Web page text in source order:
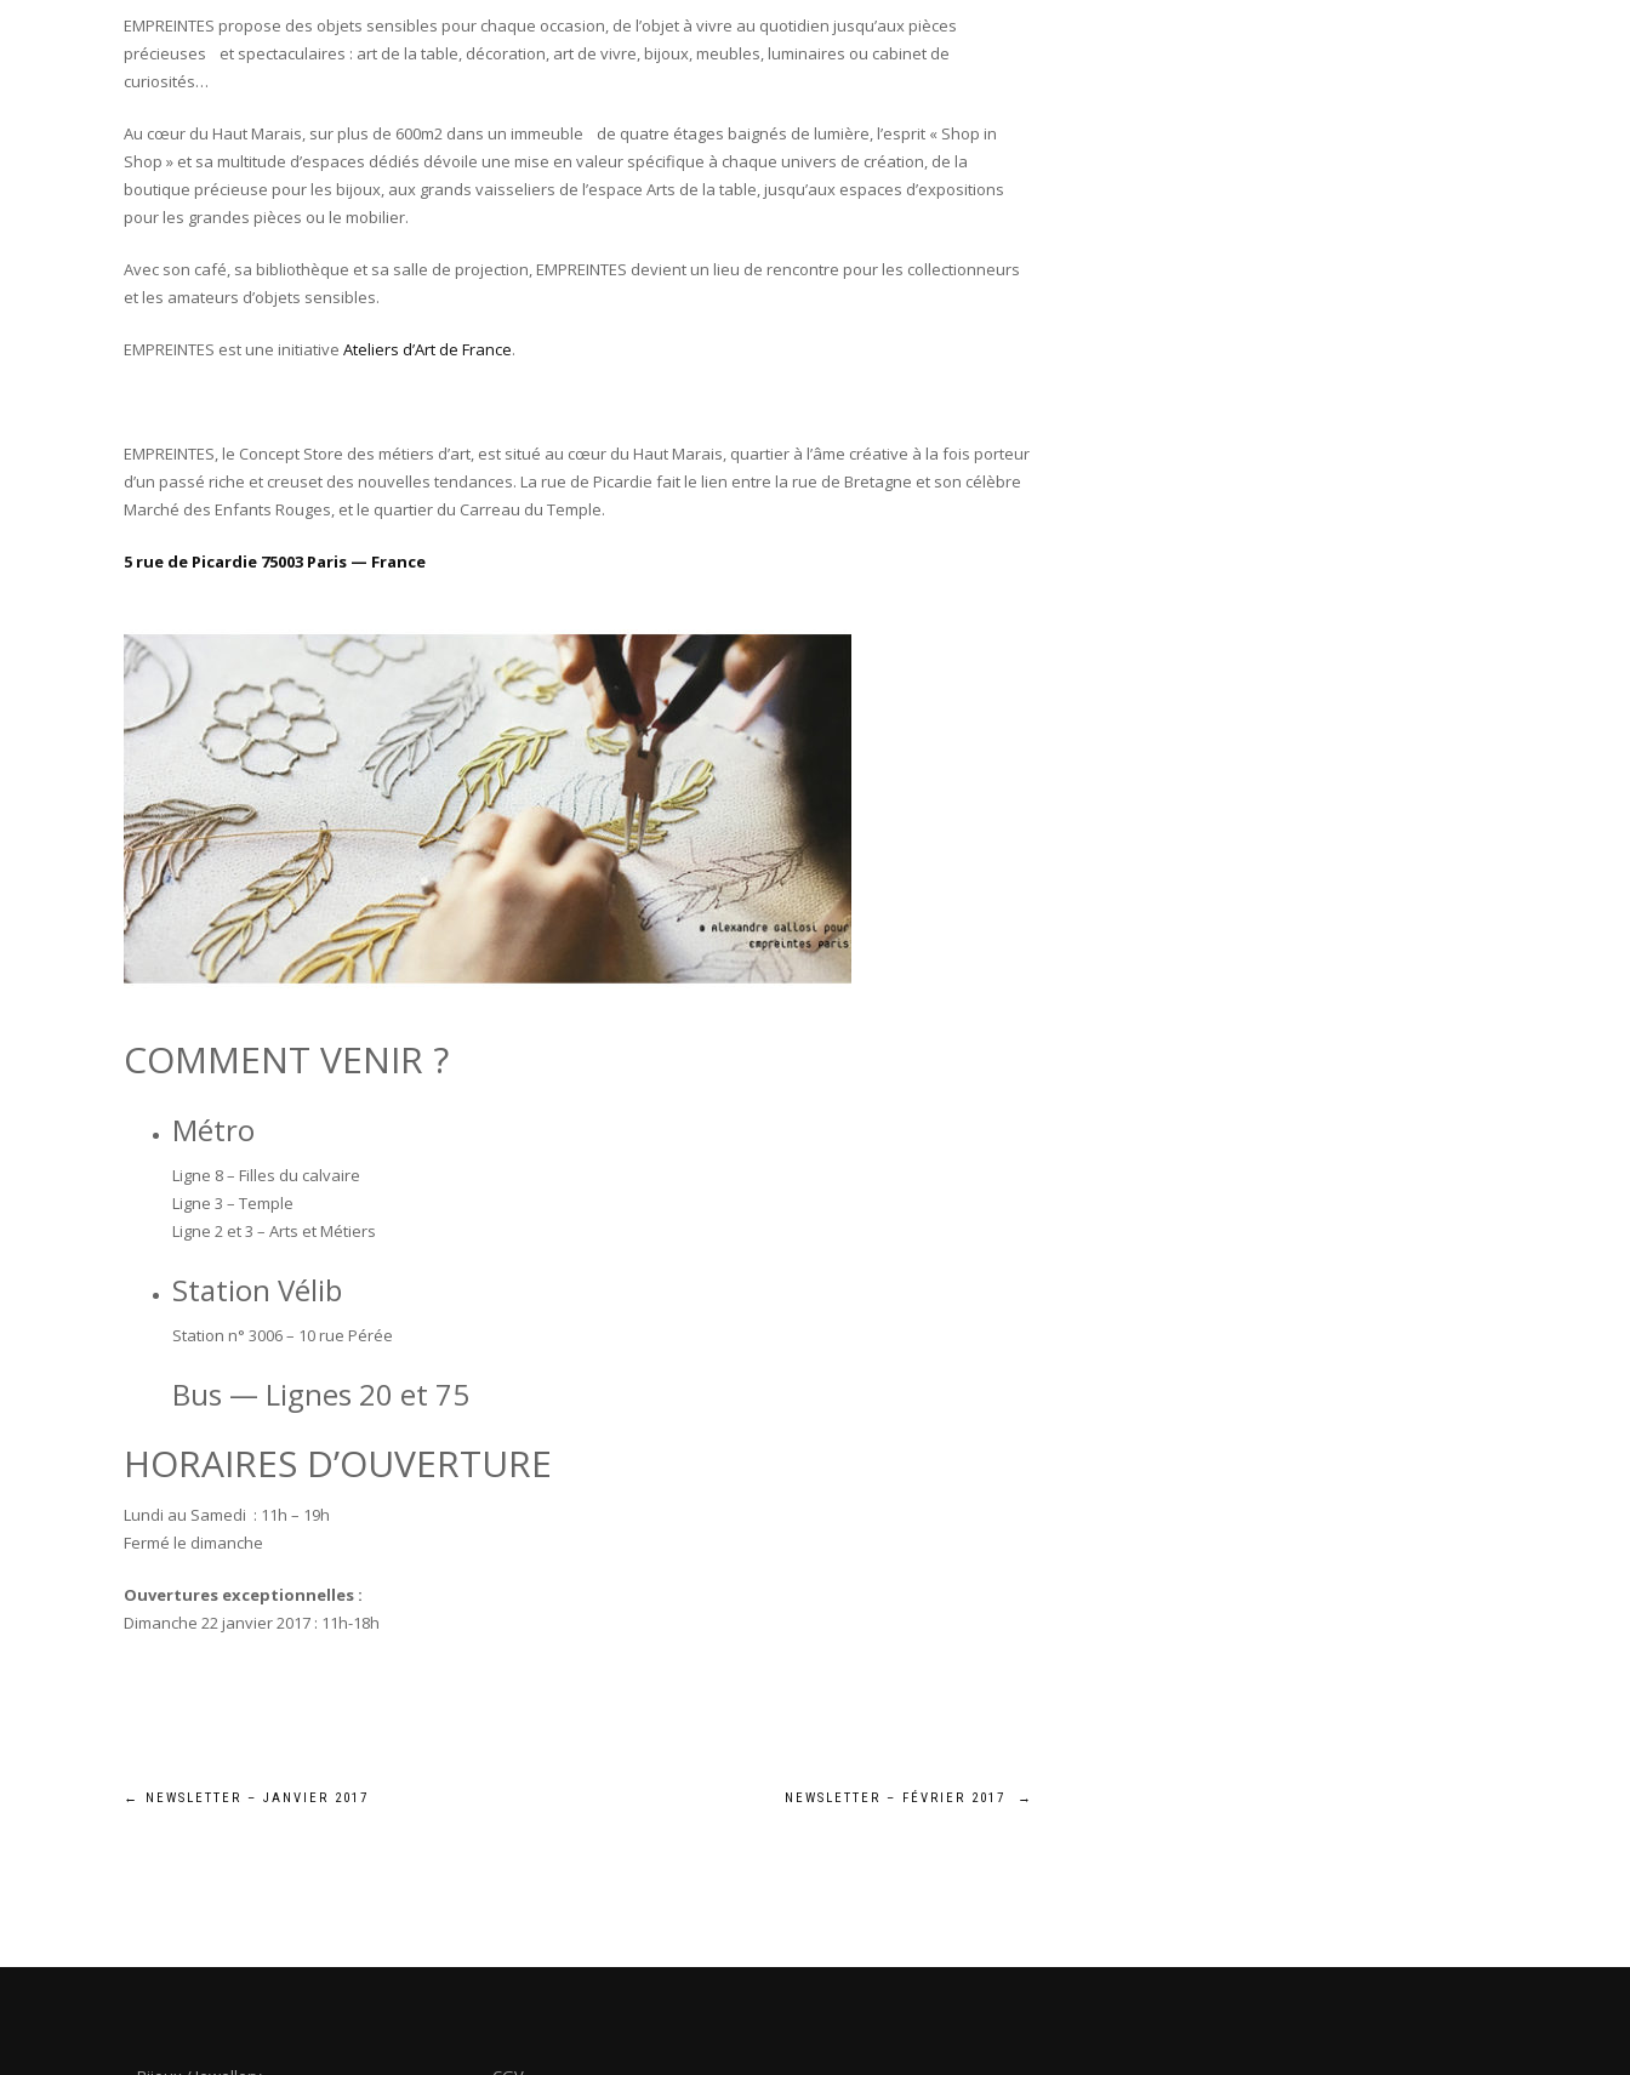
EMPREINTES propose des objets sensibles pour chaque occasion, de l’objet à vivre au quotidien jusqu’aux pièces
précieuses et spectaculaires : art de la table, décoration, art de vivre, bijoux, meubles, luminaires ou cabinet de
curiosités…
Au cœur du Haut Marais, sur plus de 600m2 dans un immeuble de quatre étages baignés de lumière, l’esprit « Shop in
Shop » et sa multitude d’espaces dédiés dévoile une mise en valeur spécifique à chaque univers de création, de la
boutique précieuse pour les bijoux, aux grands vaisseliers de l’espace Arts de la table, jusqu’aux espaces d’expositions
pour les grandes pièces ou le mobilier.
Avec son café, sa bibliothèque et sa salle de projection, EMPREINTES devient un lieu de rencontre pour les collectionneurs
et les amateurs d’objets sensibles.
EMPREINTES est une initiative Ateliers d’Art de France.
EMPREINTES, le Concept Store des métiers d’art, est situé au cœur du Haut Marais, quartier à l’âme créative à la fois porteur
d’un passé riche et creuset des nouvelles tendances. La rue de Picardie fait le lien entre la rue de Bretagne et son célèbre
Marché des Enfants Rouges, et le quartier du Carreau du Temple.
5 rue de Picardie 75003 Paris — France
COMMENT VENIR ?
Métro
Ligne 8 – Filles du calvaire
Ligne 3 – Temple
Ligne 2 et 3 – Arts et Métiers
Station Vélib
Station n° 3006 – 10 rue Pérée
Bus — Lignes 20 et 75
HORAIRES D’OUVERTURE
Lundi au Samedi : 11h – 19h
Fermé le dimanche
Ouvertures exceptionnelles :
Dimanche 22 janvier 2017 : 11h-18h
Navigation
← NEWSLETTER – JANVIER 2017 NEWSLETTER – FÉVRIER 2017 →